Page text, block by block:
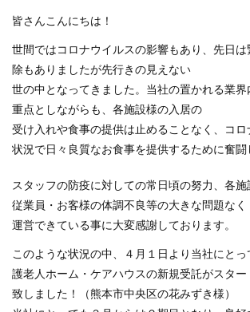
NEWS
スタッフブログ
皆さんこんにちは！
世間ではコロナウイルスの影響もあり、先日
除もありましたが先行きの見えない
世の中となってきました。当社の置かれる業
重点としながらも、各施設様の入居の
受け入れや食事の提供は止めることなく、コ
状況で日々良質なお食事を提供するために奮闘
スタッフの防疫に対しての常日頃の努力、各施
従業員・お客様の体調不良等の大きな問題なく
運営できている事に大変感謝しております。
このような状況の中、４月１日より当社にと
護老人ホーム・ケアハウスの新規受託がスター
致しました！（熊本市中央区の花みずき様）